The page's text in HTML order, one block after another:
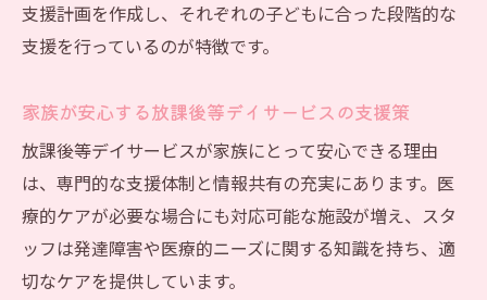
支援計画を作成し、それぞれの子どもに合った段階的な
支援を行っているのが特徴です。
家族が安心する放課後等デイサービスの支援策
放課後等デイサービスが家族にとって安心できる理由
は、専門的な支援体制と情報共有の充実にあります。医
療的ケアが必要な場合にも対応可能な施設が増え、スタ
ッフは発達障害や医療的ニーズに関する知識を持ち、適
切なケアを提供しています。